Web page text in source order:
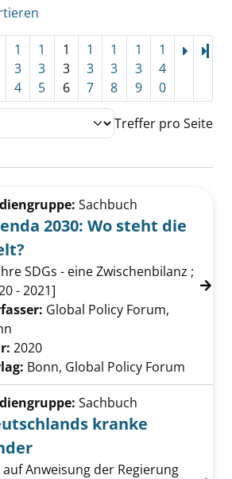
1
3
4
1
3
5
1
3
6
1
3
7
1
3
8
1
3
9
1
4
0
Treffer pro Seite
springen
Details von Agenda 2030: Wo
Sachbuch
2030: Wo steht die
SDGs - eine Zwischenbilanz ;
- 2021]
Global Policy Forum,
2020
Bonn, Global Policy Forum
Details von Deutschlands kranke
Sachbuch
kranke
auf Anweisung der Regierung